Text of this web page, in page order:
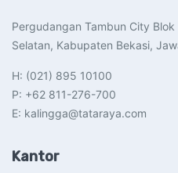
Pergudangan Tambun City Blok
Selatan, Kabupaten Bekasi,
H: (021) 895 10100
P: +62 811-276-700
E: kalingga@tataraya.com
Kantor